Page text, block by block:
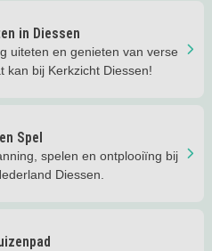
in Diessen
uiteten en genieten van verse
kan bij Kerkzicht Diessen!
Spel
spelen en ontplooiïng bij
Diessen.